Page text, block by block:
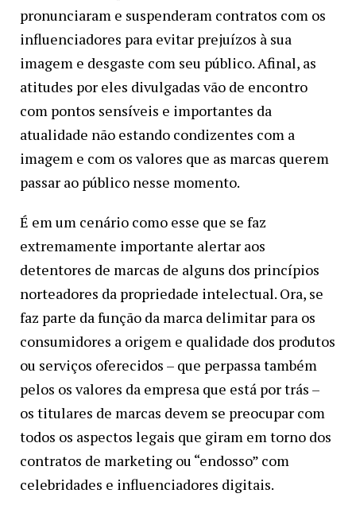
pronunciaram e suspenderam contratos com os
influenciadores para evitar prejuízos à sua
imagem e desgaste com seu público. Afinal, as
atitudes por eles divulgadas vão de encontro
com pontos sensíveis e importantes da
atualidade não estando condizentes com a
imagem e com os valores que as marcas querem
passar ao público nesse momento.
É em um cenário como esse que se faz
extremamente importante alertar aos
detentores de marcas de alguns dos princípios
norteadores da propriedade intelectual. Ora, se
faz parte da função da marca delimitar para os
consumidores a origem e qualidade dos produtos
ou serviços oferecidos – que perpassa também
pelos os valores da empresa que está por trás –
os titulares de marcas devem se preocupar com
todos os aspectos legais que giram em torno dos
contratos de marketing ou “endosso” com
celebridades e influenciadores digitais.